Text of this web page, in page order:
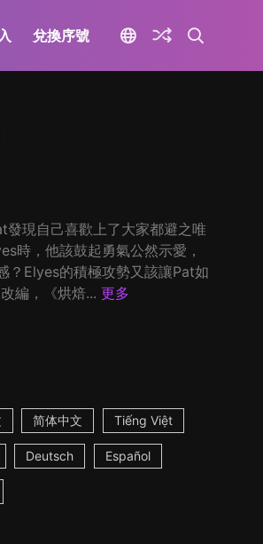
兌換序號
發現自己喜歡上了大家都避之唯
時，他該鼓起勇氣公然示愛，
？Elyes的積極攻勢又該讓Pat如
編，《烘焙... 更多
简体中文 Tiếng Việt
Deutsch Español